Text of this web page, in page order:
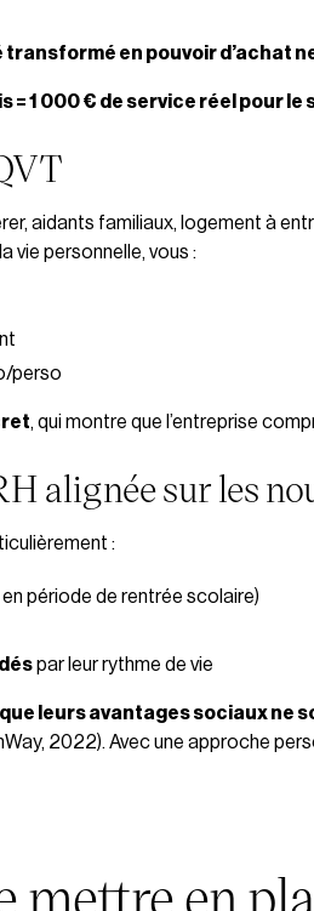
transformé en pouvoir d’achat
= 1 000 € de service réel pour le
aidants familiaux, logement à
vie personnelle, vous :
perso
, qui montre que l’entreprise
alignée sur les
:
période de rentrée scolaire)
par leur rythme de vie
leurs avantages sociaux ne
2022). Avec une approche
mettre en